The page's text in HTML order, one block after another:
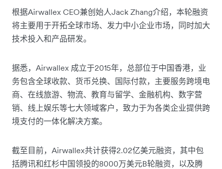
根据Airwallex CEO兼创始人Jack Zhang介绍，本轮融资
将主要用于开拓全球市场、发力中小企业市场，同时加大
技术投入和产品研发。
据悉，Airwallex 成立于2015年，总部位于中国香港，业
务包含全球收款、货币兑换、国际付款，主要服务跨境电
商、在线旅游、物流、教育与留学、金融机构、数字营
销、线上娱乐等七大领域客户，致力于为各类企业提供跨
境支付的一体化解决方案。
截至目前，Airwallex共计获得2.02亿美元融资，其中包
括腾讯和红杉中国领投的8000万美元B轮融资，以及腾